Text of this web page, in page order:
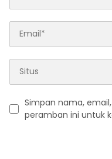
Simpan nama,
peramban ini untuk